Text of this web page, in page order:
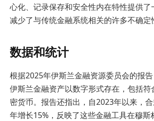
心化、记录保存和安全性内在特性提供了
减少了与传统金融系统相关的许多不确定
数据和统计
根据2025年伊斯兰金融资源委员会的报
伊斯兰金融资产以数字形式存在，包括符
密货币。报告还指出，自2023年以来，
年增长15%，反映了这些金融工具在穆斯